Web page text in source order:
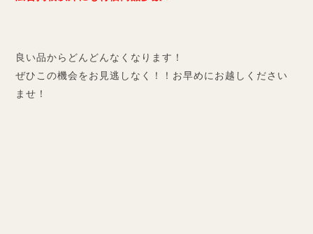
良い品からどんどんなくなります！
ぜひこの機会をお見逃しなく！！お早めにお越しください
ませ！